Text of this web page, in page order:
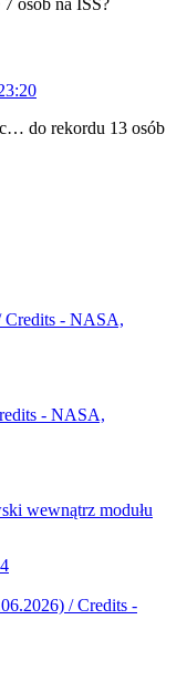
osób na ISS?
do rekordu 13 osób